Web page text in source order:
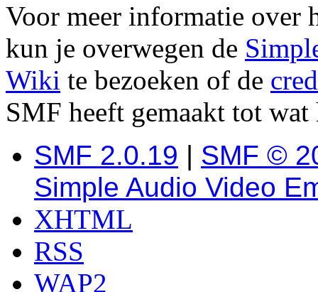
Voor meer informatie over
kun je overwegen de
Wiki te bezoeken of de
SMF heeft gemaakt tot wat
SMF 2.0.19 | SMF ©
Simple Audio Video
XHTML
RSS
WAP2